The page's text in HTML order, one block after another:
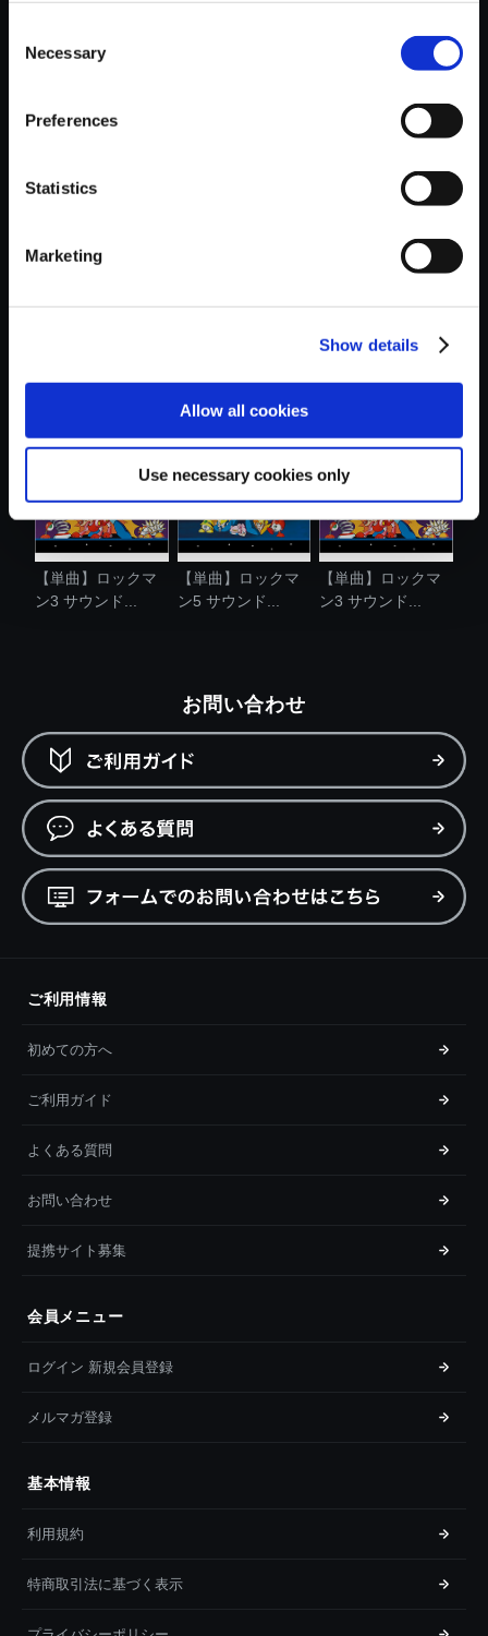
Selection
Necessary
Preferences
Statistics
Marketing
Show details
Allow all cookies
Use necessary cookies only
おすすめ商品
ン3 サウンド...
ン4 サウンド...
ン5 サウンド...
【単曲】ロックマ
ン3 サウンド...
【単曲】ロックマ
ン5 サウンド...
【単曲】ロックマ
ン3 サウンド...
お問い合わせ
ご利用情報
初めての方へ
ご利用ガイド
よくある質問
お問い合わせ
提携サイト募集
会員メニュー
ログイン 新規会員登録
メルマガ登録
基本情報
利用規約
特商取引法に基づく表示